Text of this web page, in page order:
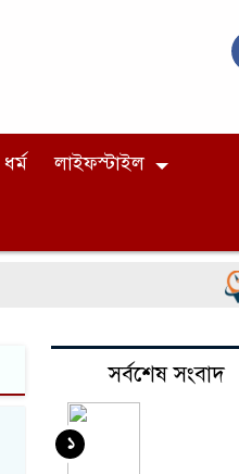
ধর্ম লাইফস্টাইল
সর্বশেষ সংবাদ
১